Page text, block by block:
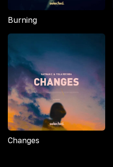
Burning
Changes